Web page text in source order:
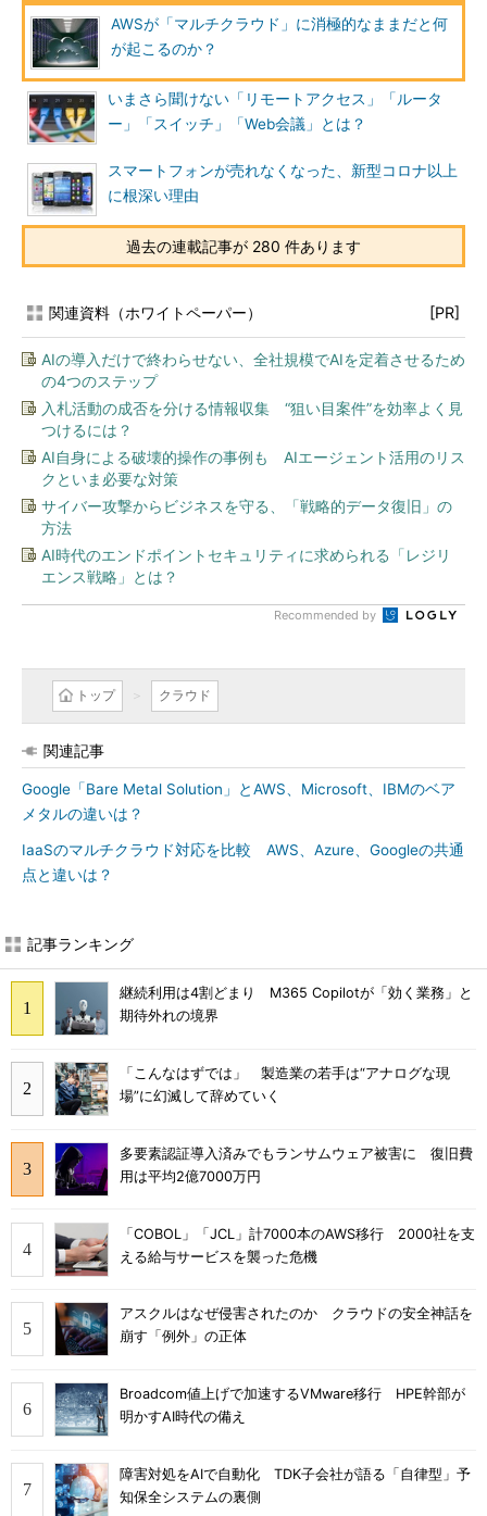
AWSが「マルチクラウド」に消極的なままだと何
が起こるのか？
いまさら聞けない「リモートアクセス」「ルータ
ー」「スイッチ」「Web会議」とは？
スマートフォンが売れなくなった、新型コロナ以上
に根深い理由
過去の連載記事が 280 件あります
関連資料（ホワイトペーパー） [PR]
AIの導入だけで終わらせない、全社規模でAIを定着させるため
の4つのステップ
入札活動の成否を分ける情報収集 “狙い目案件”を効率よく見
つけるには？
AI自身による破壊的操作の事例も AIエージェント活用のリス
クといま必要な対策
サイバー攻撃からビジネスを守る、「戦略的データ復旧」の
方法
AI時代のエンドポイントセキュリティに求められる「レジリ
エンス戦略」とは？
Recommended by
トップ クラウド
関連記事
Google「Bare Metal Solution」とAWS、Microsoft、IBMのベア
メタルの違いは？
IaaSのマルチクラウド対応を比較 AWS、Azure、Googleの共通
点と違いは？
記事ランキング
継続利用は4割どまり M365 Copilotが「効く業務」と
期待外れの境界
「こんなはずでは」 製造業の若手は“アナログな現
場”に幻滅して辞めていく
多要素認証導入済みでもランサムウェア被害に 復旧費
用は平均2億7000万円
「COBOL」「JCL」計7000本のAWS移行 2000社を支
える給与サービスを襲った危機
アスクルはなぜ侵害されたのか クラウドの安全神話を
崩す「例外」の正体
Broadcom値上げで加速するVMware移行 HPE幹部が
明かすAI時代の備え
障害対処をAIで自動化 TDK子会社が語る「自律型」予
知保全システムの裏側